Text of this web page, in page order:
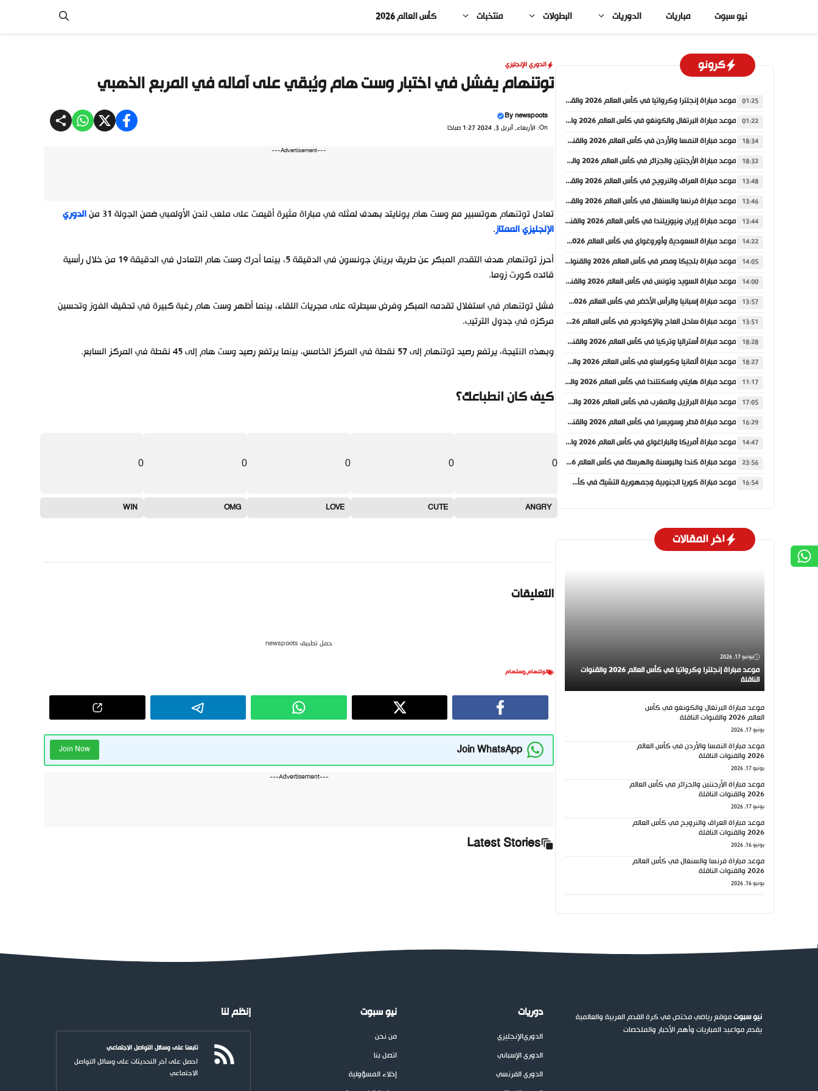
المحتوى
نيو سبوت مباريات الدوريات البطولات منتخبات كأس العالم 2026
الدوري الإنجليزي
توتنهام يفشل في اختبار وست هام ويُبقي على آماله في المربع الذهبي
Bynewspoots
On: الأربعاء, أبريل 3, 2024 1:27 صباحًا
---Advertisement---
تعادل توتنهام هوتسبير مع وست هام يونايتد بهدف لمثله في مباراة مثيرة أقيمت على ملعب لندن الأولمبي ضمن الجولة 31 من
الدوري
الإنجليزي الممتاز.
أحرز توتنهام هدف التقدم المبكر عن طريق برينان جونسون في الدقيقة 5، بينما أدرك وست هام التعادل في الدقيقة 19 من خلال رأسية
قائده كورت زوما.
فشل توتنهام في استغلال تقدمه المبكر وفرض سيطرته على مجريات اللقاء، بينما أظهر وست هام رغبة كبيرة في تحقيق الفوز وتحسين
مركزه في جدول الترتيب.
وبهذه النتيجة، يرتفع رصيد توتنهام إلى 57 نقطة في المركز الخامس، بينما يرتفع رصيد وست هام إلى 45 نقطة في المركز السابع.
كيف كان انطباعك؟
0
ANGRY
0
CUTE
0
LOVE
0
OMG
0
WIN
التعليقات
حمل تطبيق newspoots
توتنهام,وستهام
Join WhatsApp
Join Now
---Advertisement---
Latest Stories
كرونو
01:25 موعد مباراة إنجلترا وكرواتيا في كأس العالم 2026 والقنوات الناقلة
01:22 موعد مباراة البرتغال والكونغو في كأس العالم 2026 والقنوات الناقلة
18:34 موعد مباراة النمسا والأردن في كأس العالم 2026 والقنوات الناقلة
18:32 موعد مباراة الأرجنتين والجزائر في كأس العالم 2026 والقنوات الناقلة
13:48 موعد مباراة العراق والنرويج في كأس العالم 2026 والقنوات الناقلة
13:46 موعد مباراة فرنسا والسنغال في كأس العالم 2026 والقنوات الناقلة
13:44 موعد مباراة إيران ونيوزيلندا في كأس العالم 2026 والقنوات الناقلة
14:22 موعد مباراة السعودية وأوروغواي في كأس العالم 2026 والقنوات الناقلة
14:05 موعد مباراة بلجيكا ومصر في كأس العالم 2026 والقنوات الناقلة
14:00 موعد مباراة السويد وتونس في كأس العالم 2026 والقنوات الناقلة
13:57 موعد مباراة إسبانيا والرأس الأخضر في كأس العالم 2026 والقنوات الناقلة
13:51 موعد مباراة ساحل العاج والإكوادور في كأس العالم 2026 والقنوات الناقلة
18:28 موعد مباراة أستراليا وتركيا في كأس العالم 2026 والقنوات الناقلة
18:27 موعد مباراة ألمانيا وكوراساو في كأس العالم 2026 والقنوات الناقلة
11:17 موعد مباراة هايتي واسكتلندا في كأس العالم 2026 والقنوات الناقلة
17:05 موعد مباراة البرازيل والمغرب في كأس العالم 2026 والقنوات الناقلة
16:29 موعد مباراة قطر وسويسرا في كأس العالم 2026 والقنوات الناقلة
14:47 موعد مباراة أمريكا والباراغواي في كأس العالم 2026 والقنوات الناقلة
23:56 موعد مباراة كندا والبوسنة والهرسك في كأس العالم 2026 والقنوات الناقلة
16:54 موعد مباراة كوريا الجنوبية وجمهورية التشيك في كأس العالم 2026 والقنوات الناقلة
اخر المقالات
يونيو 17, 2026
موعد مباراة إنجلترا وكرواتيا في كأس العالم 2026 والقنوات
الناقلة
موعد مباراة البرتغال والكونغو في كأس
العالم 2026 والقنوات الناقلة
يونيو 17, 2026
موعد مباراة النمسا والأردن في كأس العالم
2026 والقنوات الناقلة
يونيو 17, 2026
موعد مباراة الأرجنتين والجزائر في كأس العالم
2026 والقنوات الناقلة
يونيو 17, 2026
موعد مباراة العراق والنرويج في كأس العالم
2026 والقنوات الناقلة
يونيو 16, 2026
موعد مباراة فرنسا والسنغال في كأس العالم
2026 والقنوات الناقلة
يونيو 16, 2026
نيو سبوتموقع رياضي مختص في كرة القدم العربية والعالمية
يقدم مواعيد المباريات وأهم الأخبار والملخصات
دوريات
الدوريالإنجليزي
الدوري الإسباني
الدوري الفرنسي
نيو سبوت
من نحن
اتصل بنا
إخلاء المسؤولية
إنظم لنا
تابعنا على وسائل التواصل الاجتماعي
احصل على آخر التحديثات على وسائل التواصل
الاجتماعي